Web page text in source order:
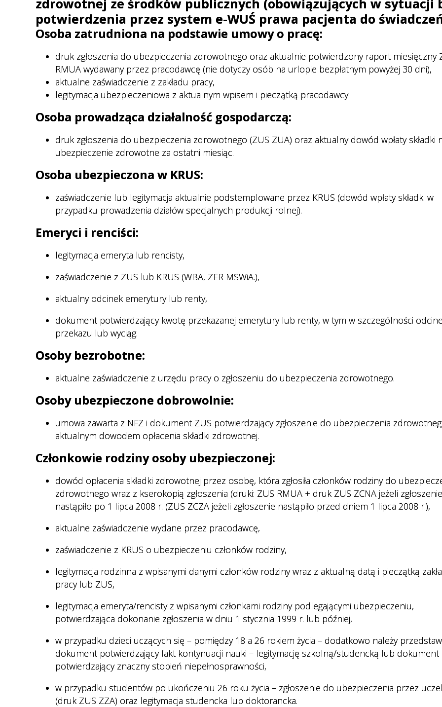
Regulamin organizacyjny
Cennik usług medycznych
Nocna i Świąteczna Opieka
Zdrowotna
Transport sanitarny
Deklaracja wyboru lekarza POZ
Ewuś
Wykaz dokumentów
świadczeń opieki zdrowotnej
ze środków publicznych.
Dokumenty do pobrania
E-rejestracja
Jak przygotować się do badań
RTG
e-recepty, e-skierowania
Jak się przygotować na wizytę
stomatologicznej
Usługa voicebot
Standardy Ochrony Małoletnich
Poradnie specjalistyczne z
zdrowotnej ze środków publicznych (obowiązujących w sytuacji
potwierdzenia przez system e-WUŚ prawa pacjenta do
Osoba zatrudniona na podstawie umowy o pracę:
druk zgłoszenia do ubezpieczenia zdrowotnego oraz aktualnie potwierdzony raport miesięczny
RMUA wydawany przez pracodawcę (nie dotyczy osób na urlopie bezpłatnym powyżej 30 dni),
aktualne zaświadczenie z zakładu pracy,
legitymacja ubezpieczeniowa z aktualnym wpisem i pieczątką pracodawcy
Osoba prowadząca działalność gospodarczą:
druk zgłoszenia do ubezpieczenia zdrowotnego (ZUS ZUA) oraz aktualny dowód wpłaty składki
ubezpieczenie zdrowotne za ostatni miesiąc.
Osoba ubezpieczona w KRUS:
zaświadczenie lub legitymacja aktualnie podstemplowane przez KRUS (dowód wpłaty składki w
przypadku prowadzenia działów specjalnych produkcji rolnej).
Emeryci i renciści:
legitymacja emeryta lub rencisty,
zaświadczenie z ZUS lub KRUS (WBA, ZER MSWiA.),
aktualny odcinek emerytury lub renty,
dokument potwierdzający kwotę przekazanej emerytury lub renty, w tym w szczególności
przekazu lub wyciąg.
Osoby bezrobotne:
aktualne zaświadczenie z urzędu pracy o zgłoszeniu do ubezpieczenia zdrowotnego.
Osoby ubezpieczone dobrowolnie:
umowa zawarta z NFZ i dokument ZUS potwierdzający zgłoszenie do ubezpieczenia
aktualnym dowodem opłacenia składki zdrowotnej.
Członkowie rodziny osoby ubezpieczonej:
dowód opłacenia składki zdrowotnej przez osobę, która zgłosiła członków rodziny do
zdrowotnego wraz z kserokopią zgłoszenia (druki: ZUS RMUA + druk ZUS ZCNA jeżeli zgłoszenie
nastąpiło po 1 lipca 2008 r. (ZUS ZCZA jeżeli zgłoszenie nastąpiło przed dniem 1 lipca 2008 r.),
aktualne zaświadczenie wydane przez pracodawcę,
zaświadczenie z KRUS o ubezpieczeniu członków rodziny,
legitymacja rodzinna z wpisanymi danymi członków rodziny wraz z aktualną datą i pieczątką
pracy lub ZUS,
legitymacja emeryta/rencisty z wpisanymi członkami rodziny podlegającymi ubezpieczeniu,
potwierdzająca dokonanie zgłoszenia w dniu 1 stycznia 1999 r. lub później,
w przypadku dzieci uczących się – pomiędzy 18 a 26 rokiem życia – dodatkowo należy
dokument potwierdzający fakt kontynuacji nauki – legitymację szkolną/studencką lub dokument
potwierdzający znaczny stopień niepełnosprawności,
w przypadku studentów po ukończeniu 26 roku życia – zgłoszenie do ubezpieczenia przez
(druk ZUS ZZA) oraz legitymacja studencka lub doktorancka.